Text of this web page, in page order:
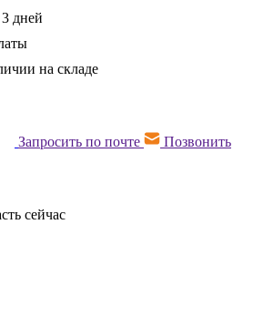
дней
на складе
Запросить по почте Позвонить
сейчас